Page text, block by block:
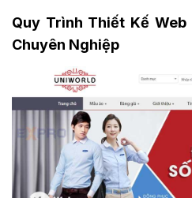
Quy Trình Thiết Kế
Chuyên Nghiệp